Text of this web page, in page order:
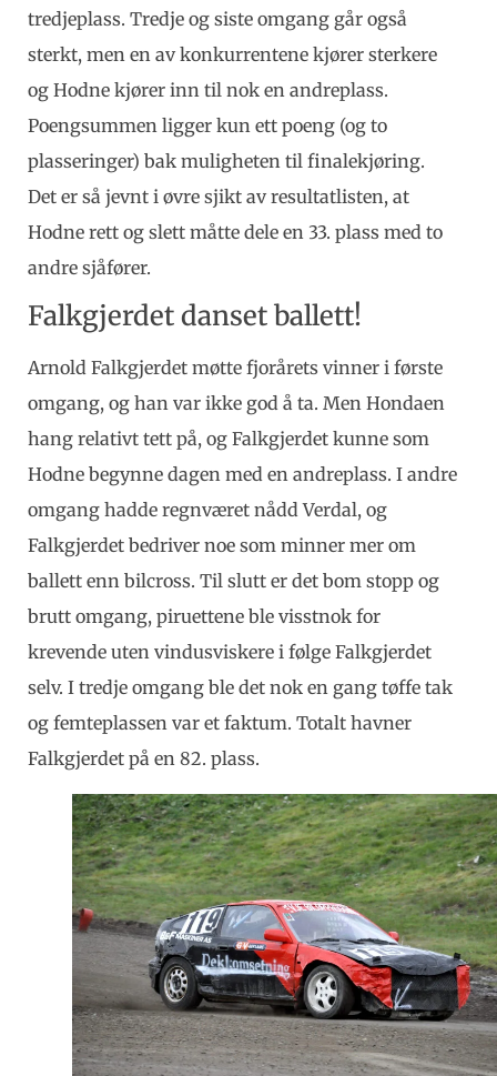
tredjeplass. Tredje og siste omgang går også
sterkt, men en av konkurrentene kjører sterkere
og Hodne kjører inn til nok en andreplass.
Poengsummen ligger kun ett poeng (og to
plasseringer) bak muligheten til finalekjøring.
Det er så jevnt i øvre sjikt av resultatlisten, at
Hodne rett og slett måtte dele en 33. plass med to
andre sjåfører.
Falkgjerdet danset ballett!
Arnold Falkgjerdet møtte fjorårets vinner i første
omgang, og han var ikke god å ta. Men Hondaen
hang relativt tett på, og Falkgjerdet kunne som
Hodne begynne dagen med en andreplass. I andre
omgang hadde regnværet nådd Verdal, og
Falkgjerdet bedriver noe som minner mer om
ballett enn bilcross. Til slutt er det bom stopp og
brutt omgang, piruettene ble visstnok for
krevende uten vindusviskere i følge Falkgjerdet
selv. I tredje omgang ble det nok en gang tøffe tak
og femteplassen var et faktum. Totalt havner
Falkgjerdet på en 82. plass.